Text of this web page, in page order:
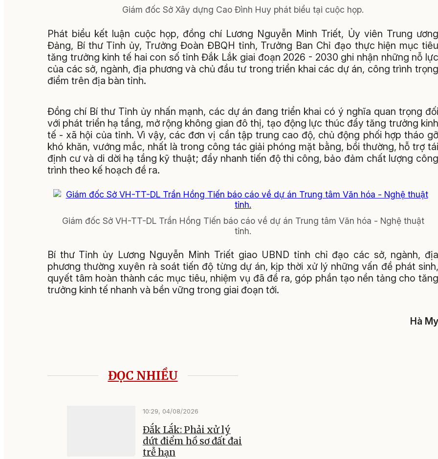
Giám đốc Sở Xây dựng Cao Đình Huy phát biểu tại cuộc họp.
Phát biểu kết luận cuộc họp, đồng chí Lương Nguyễn Minh Triết, Ủy viên Trung ương
Đảng, Bí thư Tỉnh ủy, Trưởng Đoàn ĐBQH tỉnh, Trưởng Ban Chỉ đạo thực hiện mục tiêu
tăng trưởng kinh tế hai con số tỉnh Đắk Lắk giai đoạn 2026 - 2030 ghi nhận những nỗ lực
của các sở, ngành, địa phương và chủ đầu tư trong triển khai các dự án, công trình trọng
điểm trên địa bàn tỉnh.
Đồng chí Bí thư Tỉnh ủy nhấn mạnh, các dự án đang triển khai có ý nghĩa quan trọng đối
với phát triển hạ tầng, mở rộng không gian đô thị, tạo động lực thúc đẩy tăng trưởng kinh
tế - xã hội của tỉnh. Vì vậy, các đơn vị cần tập trung cao độ, chủ động phối hợp tháo gỡ
khó khăn, vướng mắc, nhất là trong công tác giải phóng mặt bằng, bồi thường, hỗ trợ tái
định cư và di dời hạ tầng kỹ thuật; đẩy nhanh tiến độ thi công, bảo đảm chất lượng công
trình theo kế hoạch đề ra.
Giám đốc Sở VH-TT-DL Trần Hồng Tiến báo cáo về dự án Trung tâm Văn hóa - Nghệ thuật
tỉnh.
Bí thư Tỉnh ủy Lương Nguyễn Minh Triết giao UBND tỉnh chỉ đạo các sở, ngành, địa
phương thường xuyên rà soát tiến độ từng dự án, kịp thời xử lý những vấn đề phát sinh,
quyết tâm hoàn thành các mục tiêu, nhiệm vụ đã đề ra, góp phần tạo nền tảng cho tăng
trưởng kinh tế nhanh và bền vững trong giai đoạn tới.
Hà My
ĐỌC NHIỀU
10:29, 04/08/2026
Đắk Lắk: Phải xử lý
dứt điểm hồ sơ đất đai
trễ hạn